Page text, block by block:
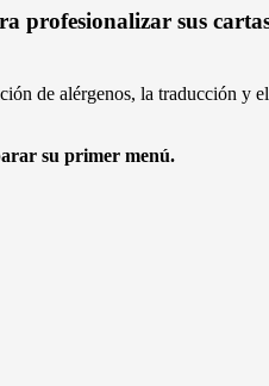
profesionalizar sus
de alérgenos, la traducción y
su primer menú.